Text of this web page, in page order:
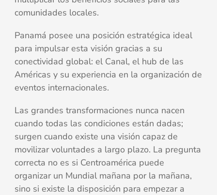
comunidades locales.
Panamá posee una posición estratégica ideal
para impulsar esta visión gracias a su
conectividad global: el Canal, el hub de las
Américas y su experiencia en la organización de
eventos internacionales.
Las grandes transformaciones nunca nacen
cuando todas las condiciones están dadas;
surgen cuando existe una visión capaz de
movilizar voluntades a largo plazo. La pregunta
correcta no es si Centroamérica puede
organizar un Mundial mañana por la mañana,
sino si existe la disposición para empezar a